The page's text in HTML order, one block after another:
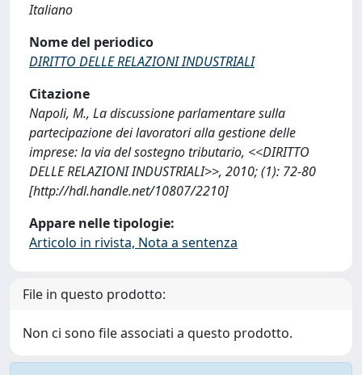
Italiano
Nome del periodico
DIRITTO DELLE RELAZIONI INDUSTRIALI
Citazione
Napoli, M., La discussione parlamentare sulla
partecipazione dei lavoratori alla gestione delle
imprese: la via del sostegno tributario, <<DIRITTO
DELLE RELAZIONI INDUSTRIALI>>, 2010; (1): 72-80
[http://hdl.handle.net/10807/2210]
Appare nelle tipologie:
Articolo in rivista, Nota a sentenza
File in questo prodotto:
Non ci sono file associati a questo prodotto.